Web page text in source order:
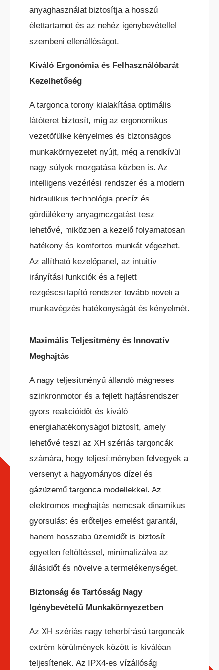
anyaghasználat biztosítja a hosszú
élettartamot és az nehéz igénybevétellel
szembeni ellenállóságot.
Kiváló Ergonómia és Felhasználóbarát
Kezelhetőség
A targonca torony kialakítása optimális
látóteret biztosít, míg az ergonomikus
vezetőfülke kényelmes és biztonságos
munkakörnyezetet nyújt, még a rendkívül
nagy súlyok mozgatása közben is. Az
intelligens vezérlési rendszer és a modern
hidraulikus technológia precíz és
gördülékeny anyagmozgatást tesz
lehetővé, miközben a kezelő folyamatosan
hatékony és komfortos munkát végezhet.
Az állítható kezelőpanel, az intuitív
irányítási funkciók és a fejlett
rezgéscsillapító rendszer tovább növeli a
munkavégzés hatékonyságát és kényelmét.
Maximális Teljesítmény és Innovatív
Meghajtás
A nagy teljesítményű állandó mágneses
szinkronmotor és a fejlett hajtásrendszer
gyors reakcióidőt és kiváló
energiahatékonyságot biztosít, amely
lehetővé teszi az XH szériás targoncák
számára, hogy teljesítményben felvegyék a
versenyt a hagyományos dízel és
gázüzemű targonca modellekkel. Az
elektromos meghajtás nemcsak dinamikus
gyorsulást és erőteljes emelést garantál,
hanem hosszabb üzemidőt is biztosít
egyetlen feltöltéssel, minimalizálva az
állásidőt és növelve a termelékenységet.
Biztonság és Tartósság Nagy
Igénybevételű Munkakörnyezetben
Az XH szériás nagy teherbírású targoncák
extrém körülmények között is kiválóan
teljesítenek. Az IPX4-es vízállóság